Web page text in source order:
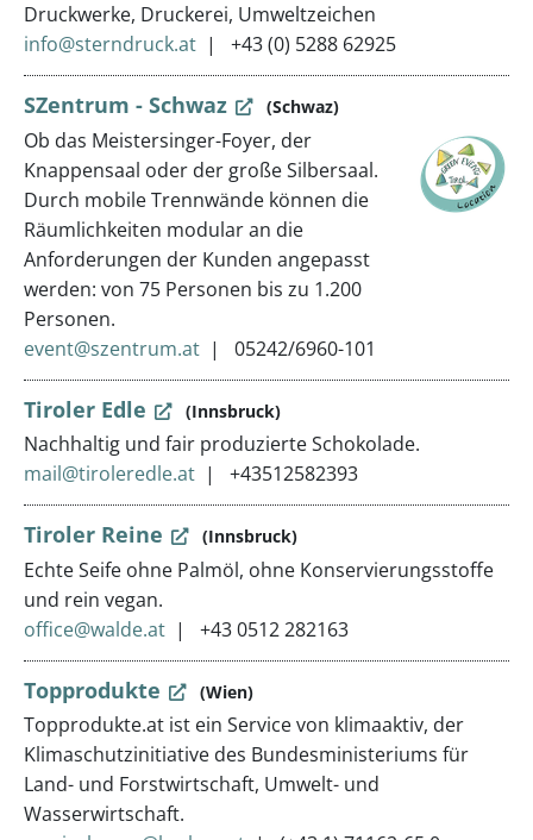
Druckwerke, Druckerei, Umweltzeichen
info@sterndruck.at
+43 (0) 5288 62925
SZentrum - Schwaz (Schwaz)
Ob das Meistersinger-Foyer, der
Knappensaal oder der große Silbersaal.
Durch mobile Trennwände können die
Räumlichkeiten modular an die
Anforderungen der Kunden angepasst
werden: von 75 Personen bis zu 1.200
Personen.
event@szentrum.at
05242/6960-101
Tiroler Edle (Innsbruck)
Nachhaltig und fair produzierte Schokolade.
mail@tiroleredle.at
+43512582393
Tiroler Reine (Innsbruck)
Echte Seife ohne Palmöl, ohne Konservierungsstoffe
und rein vegan.
office@walde.at
+43 0512 282163
Topprodukte (Wien)
Topprodukte.at ist ein Service von klimaaktiv, der
Klimaschutzinitiative des Bundesministeriums für
Land- und Forstwirtschaft, Umwelt- und
Wasserwirtschaft.